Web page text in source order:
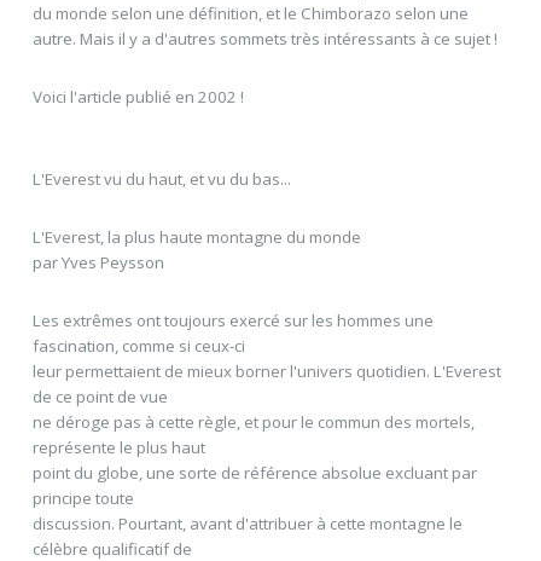
du monde selon une définition, et le Chimborazo selon une
autre. Mais il y a d'autres sommets très intéressants à ce sujet !
Voici l'article publié en 2002 !
L'Everest vu du haut, et vu du bas...
L'Everest, la plus haute montagne du monde
par Yves Peysson
Les extrêmes ont toujours exercé sur les hommes une
fascination, comme si ceux-ci
leur permettaient de mieux borner l'univers quotidien. L'Everest
de ce point de vue
ne déroge pas à cette règle, et pour le commun des mortels,
représente le plus haut
point du globe, une sorte de référence absolue excluant par
principe toute
discussion. Pourtant, avant d'attribuer à cette montagne le
célèbre qualificatif de